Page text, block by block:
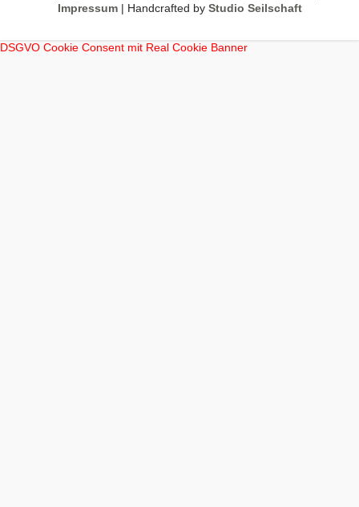
Impressum| Handcrafted by Studio Seilschaft
DSGVO Cookie Consent mit Real Cookie Banner